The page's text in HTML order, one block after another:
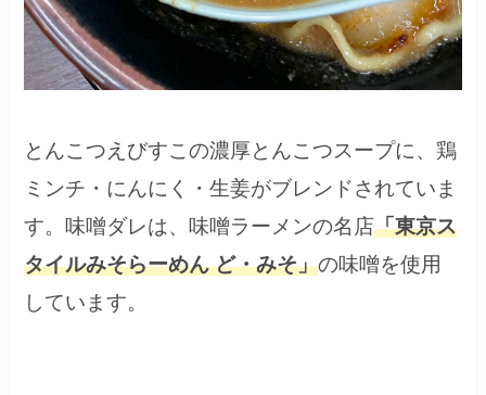
とんこつえびすこの濃厚とんこつスープに、鶏
ミンチ・にんにく・生姜がブレンドされていま
す。味噌ダレは、味噌ラーメンの名店「東京ス
タイルみそらーめん ど・みそ」の味噌を使用
しています。